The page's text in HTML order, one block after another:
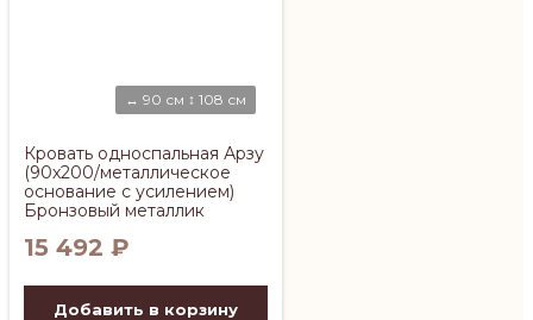
↔ 90 см ↕ 108 см
Кровать односпальная Арзу
(90х200/металлическое
основание с усилением)
Бронзовый металлик
15 492 ₽
Добавить в корзину